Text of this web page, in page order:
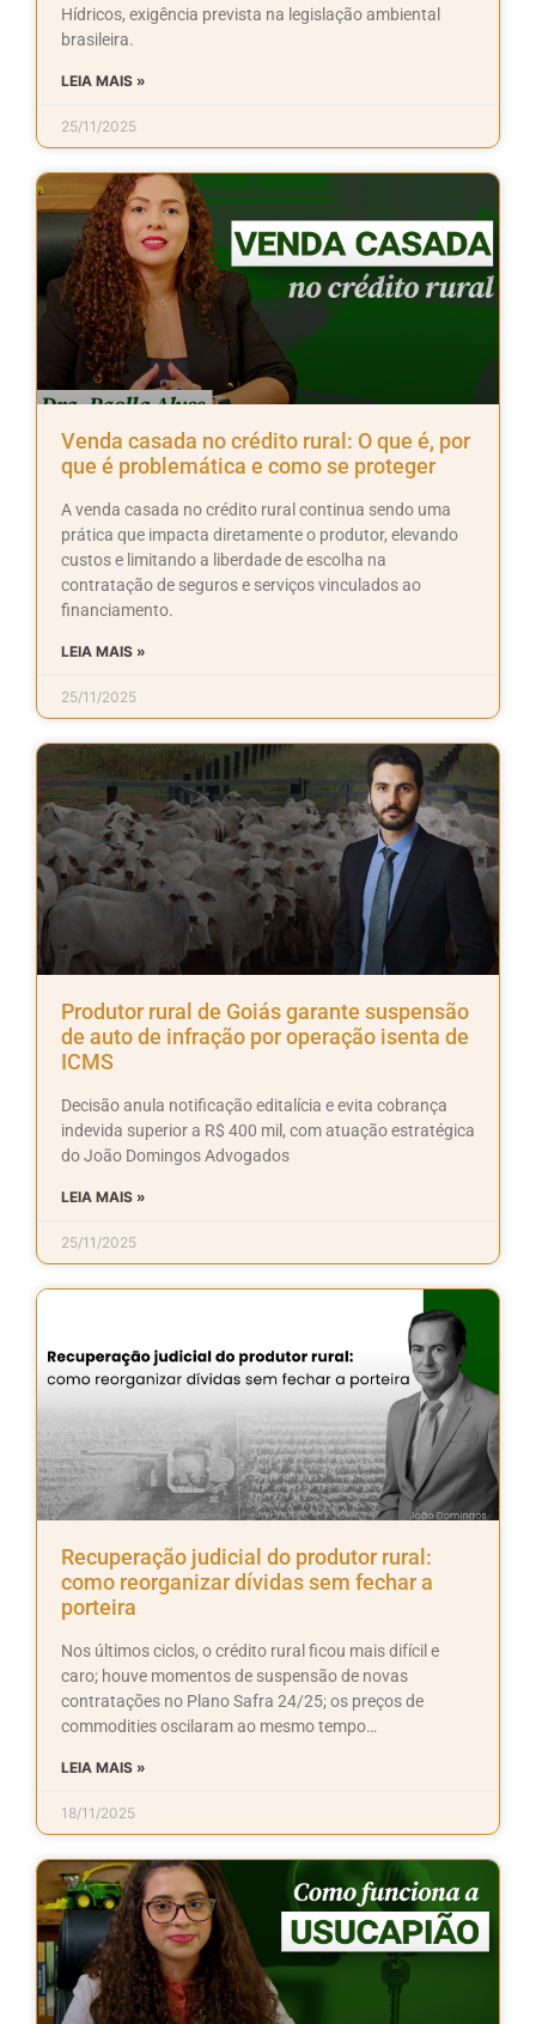
Hídricos, exigência prevista na legislação ambiental
brasileira.
LEIA MAIS »
25/11/2025
Venda casada no crédito rural: O que é, por
que é problemática e como se proteger
A venda casada no crédito rural continua sendo uma
prática que impacta diretamente o produtor, elevando
custos e limitando a liberdade de escolha na
contratação de seguros e serviços vinculados ao
financiamento.
LEIA MAIS »
25/11/2025
Produtor rural de Goiás garante suspensão
de auto de infração por operação isenta de
ICMS
Decisão anula notificação editalícia e evita cobrança
indevida superior a R$ 400 mil, com atuação estratégica
do João Domingos Advogados
LEIA MAIS »
25/11/2025
Recuperação judicial do produtor rural:
como reorganizar dívidas sem fechar a
porteira
Nos últimos ciclos, o crédito rural ficou mais difícil e
caro; houve momentos de suspensão de novas
contratações no Plano Safra 24/25; os preços de
commodities oscilaram ao mesmo tempo…
LEIA MAIS »
18/11/2025